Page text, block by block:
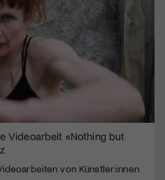
Videoarbeit «Nothing but
von Künstler:innen